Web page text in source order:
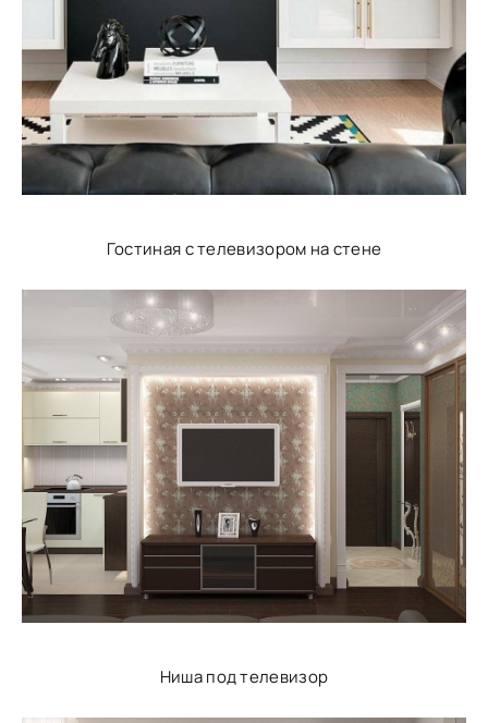
Гостиная с телевизором на стене
Ниша под телевизор